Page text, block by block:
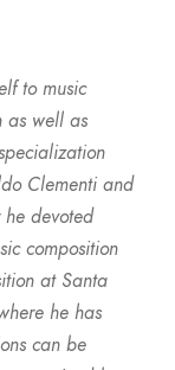
to music
as well as
Clementi and
devoted
composition
at Santa
he has
can be